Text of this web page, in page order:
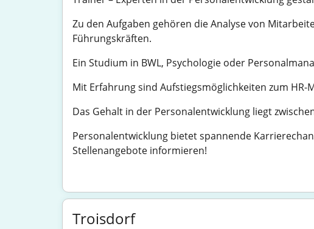
Zu den Aufgaben gehören die Analyse von
Führungskräften.
Ein Studium in BWL, Psychologie oder
Mit Erfahrung sind Aufstiegsmöglichkeiten zum
Das Gehalt in der Personalentwicklung liegt
Personalentwicklung bietet spannende
Stellenangebote informieren!
Troisdorf